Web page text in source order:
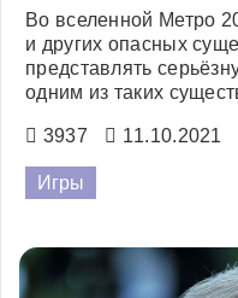
Во вселенной Метро
и других опасных
представлять
одним из таких
3937 11.10.2021
Игры